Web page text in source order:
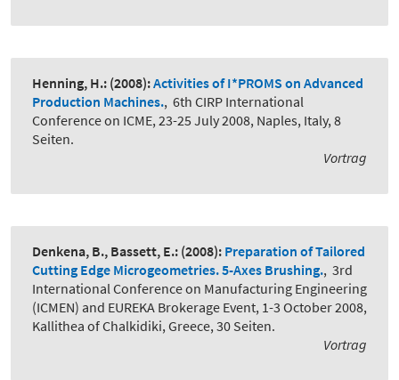
Henning, H.: (2008):Activities of I*PROMS on Advanced
Production Machines., 6th CIRP International
Conference on ICME, 23-25 July 2008, Naples, Italy, 8
Seiten.
Vortrag
Denkena, B., Bassett, E.: (2008): Preparation of Tailored
Cutting Edge Microgeometries. 5-Axes Brushing., 3rd
International Conference on Manufacturing Engineering
(ICMEN) and EUREKA Brokerage Event, 1-3 October 2008,
Kallithea of Chalkidiki, Greece, 30 Seiten.
Vortrag